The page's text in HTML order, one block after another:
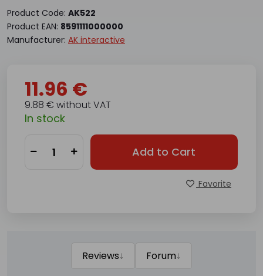
Product Code: AK522
Product EAN: 8591111000000
Manufacturer: AK interactive
11.96 €
9.88 € without VAT
In stock
Add to Cart
Favorite
Reviews↓ Forum↓